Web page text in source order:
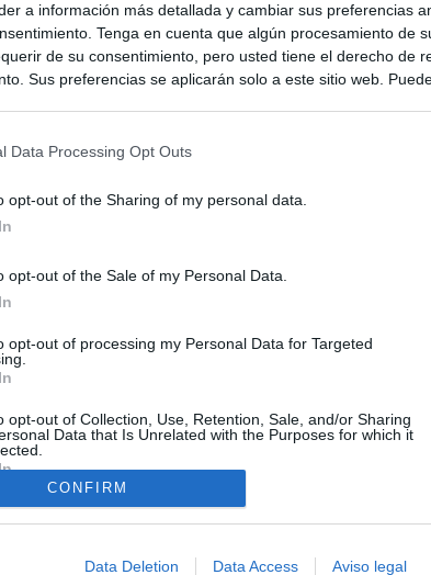
a información más detallada y cambiar sus preferencias
Tenga en cuenta que algún procesamiento de
de su consentimiento, pero usted tiene el derecho de
Sus preferencias se aplicarán solo a este sitio web.
Data Processing Opt Outs
opt-out of the Sharing of my personal data.
opt-out of the Sale of my Personal Data.
opt-out of processing my Personal Data for Targeted
opt-out of Collection, Use, Retention, Sale, and/or Sharing
Data that Is Unrelated with the Purposes for which it
CONFIRM
Data Deletion Data Access Aviso legal
daily press directory that gives access to the world's largest news
readable image taken from today's frontpage cover of each